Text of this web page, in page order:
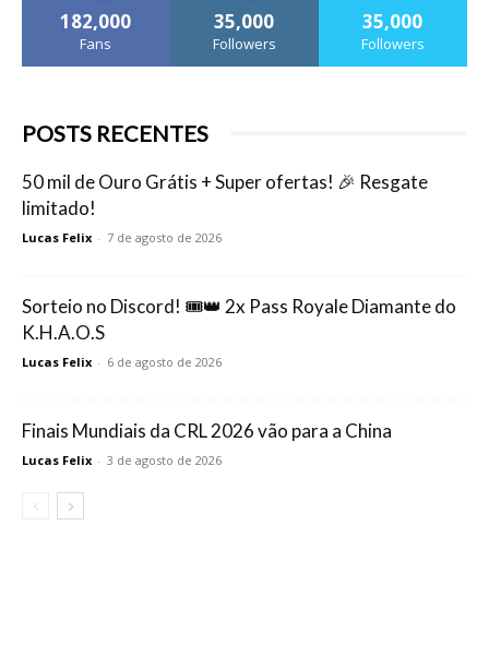
182,000
Fans
35,000
Followers
35,000
Followers
POSTS RECENTES
50 mil de Ouro Grátis + Super ofertas! 🎉 Resgate
limitado!
Lucas Felix - 7 de agosto de 2026
Sorteio no Discord! 🎟️👑 2x Pass Royale Diamante do
K.H.A.O.S
Lucas Felix - 6 de agosto de 2026
Finais Mundiais da CRL 2026 vão para a China
Lucas Felix - 3 de agosto de 2026